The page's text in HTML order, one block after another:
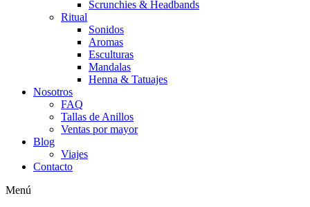
Scrunchies & Headbands
Ritual
Sonidos
Aromas
Esculturas
Mandalas
Henna & Tatuajes
Nosotros
FAQ
Tallas de Anillos
Ventas por mayor
Blog
Viajes
Contacto
Menú